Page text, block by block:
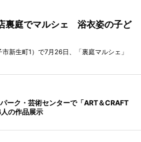
裏庭でマルシェ 浴衣姿の子ど
新生町1）で7月26日、「裏庭マルシェ」
ーク・芸術センターで「ART＆CRAFT
の作品展示